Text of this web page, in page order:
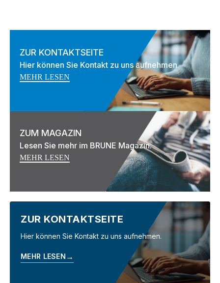
ZUR KONTAKTSEITE
Hier können Sie Kontakt zu uns aufnehmen
MEHR LESEN
ZUM MAGAZIN
Lesen Sie mehr im BRUNE Magazin.
MEHR LESEN
ZUR KONTAKTSEITE
Hier können Sie Kontakt zu uns aufnehmen.
MEHR LESEN →